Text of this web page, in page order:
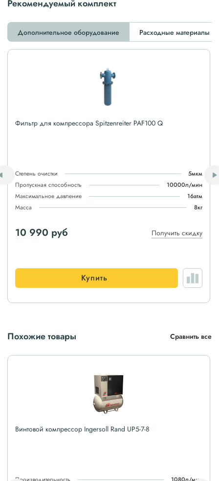
Рекомендуемый комплект
Дополнительное оборудование Расходные материалы
Фильтр для компрессора Spitzenreiter PAF100 Q
Степень очистки
5мкм
Пропускная способность
10000л/мин
Максимальное давление
16атм
Масса
8кг
10 990 руб Получить скидку
Купить
Похожие товары Сравнить все
Винтовой компрессор Ingersoll Rand UP5-7-8